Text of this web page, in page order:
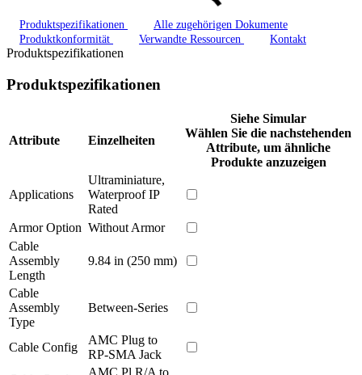
Produktspezifikationen
Alle zugehörigen Dokumente
Produktkonformität
Verwandte Ressourcen Kontakt
Produktspezifikationen
Produktspezifikationen
Attribute Einzelheiten
Siehe Simular
Wählen Sie die nachstehenden
Attribute, um ähnliche
Produkte anzuzeigen
Applications
Ultraminiature,
Waterproof IP
Rated
Armor Option Without Armor
Cable
Assembly
Length
9.84 in (250 mm)
Cable
Assembly
Type
Between-Series
Cable Config
AMC Plug to
RP-SMA Jack
AMC Pl R/A to